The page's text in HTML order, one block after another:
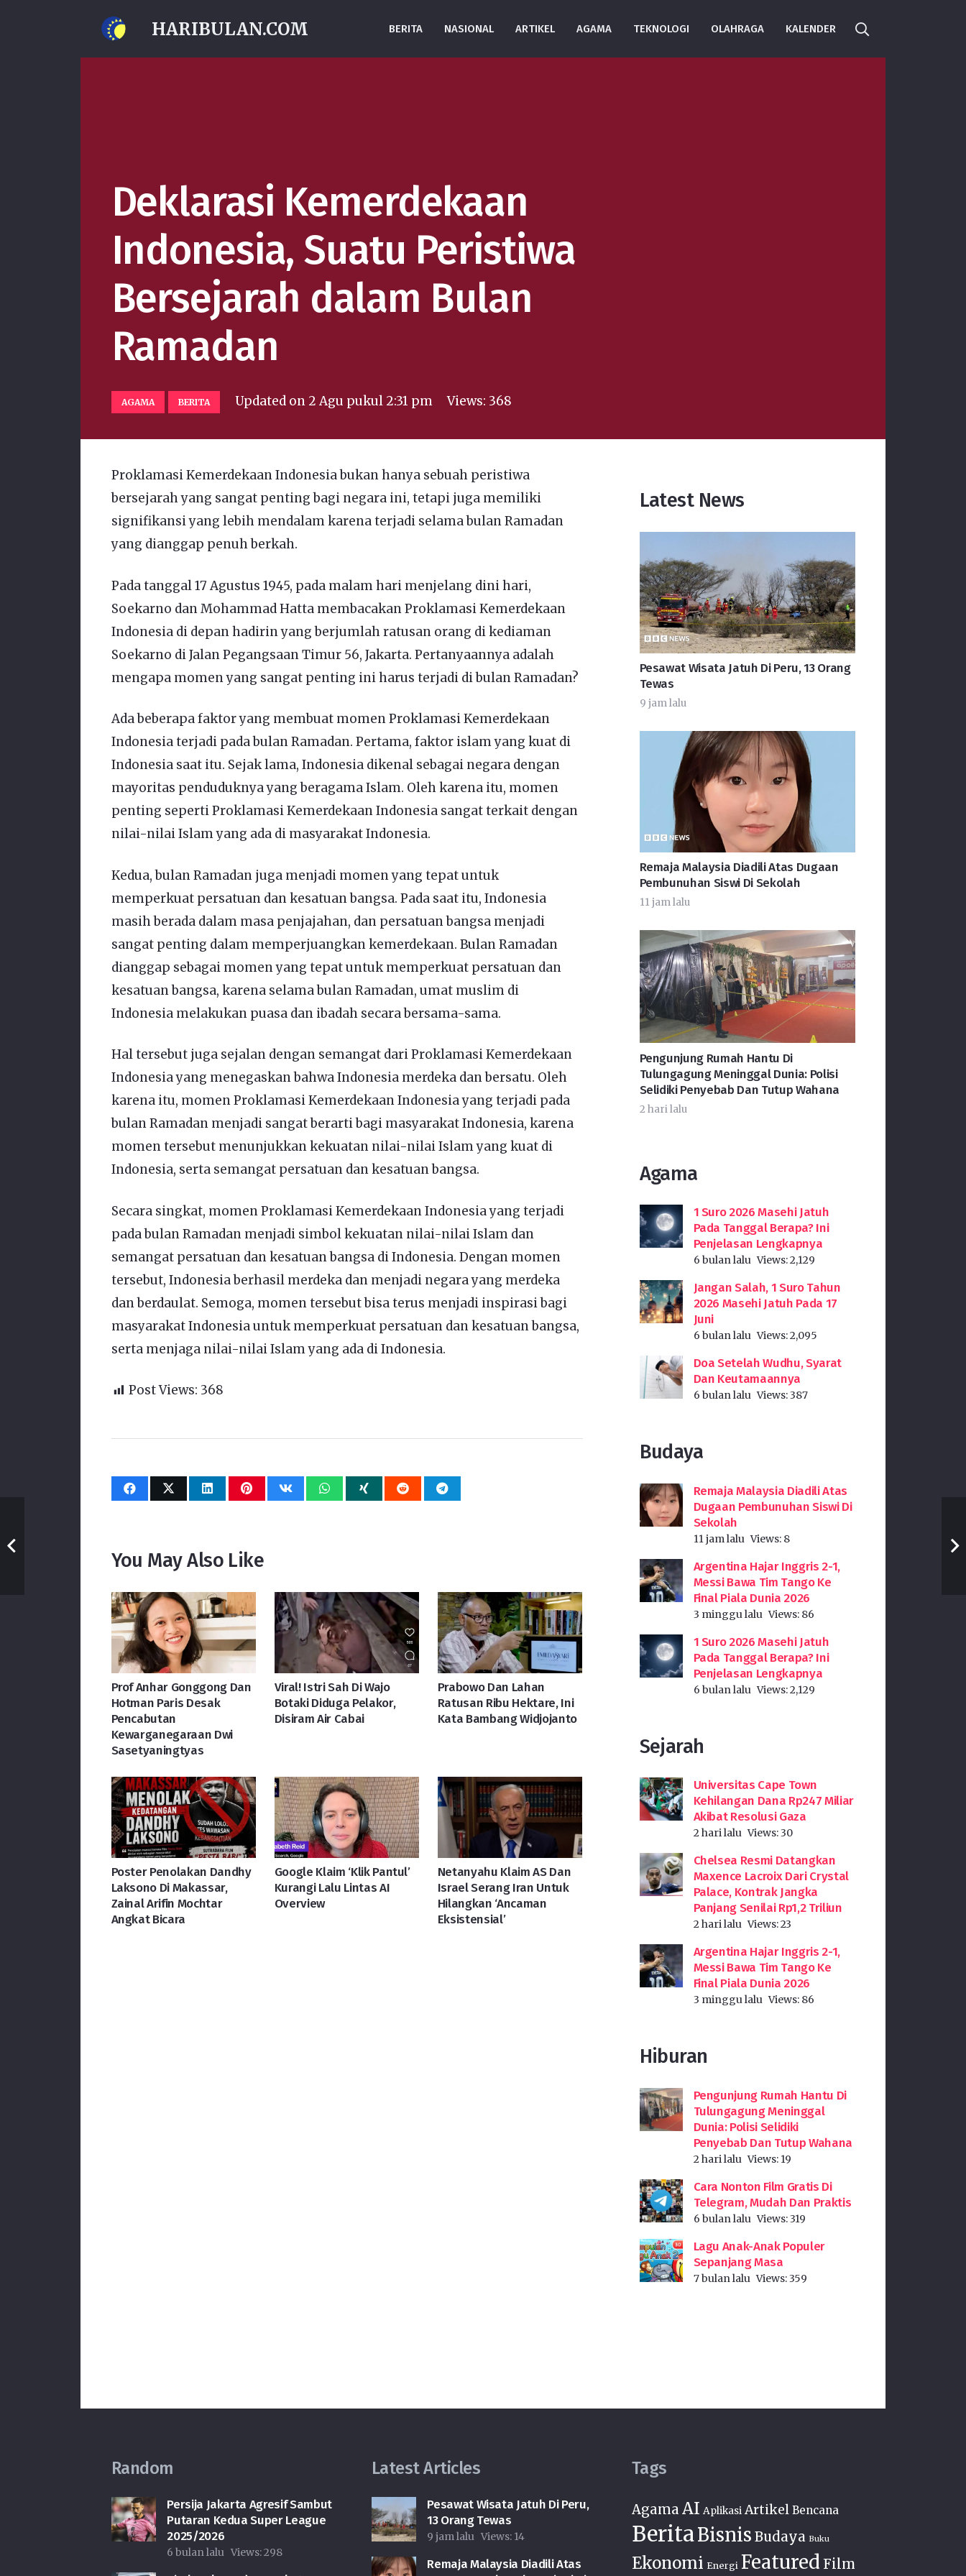
HARIBULAN.COM BERITA NASIONAL ARTIKEL AGAMA TEKNOLOGI OLAHRAGA KALENDER
Deklarasi Kemerdekaan
Indonesia, Suatu Peristiwa
Bersejarah dalam Bulan
Ramadan
AGAMA BERITA Updated on 2 Agu pukul 2:31 pm Views: 368
Proklamasi Kemerdekaan Indonesia bukan hanya sebuah peristiwa
bersejarah yang sangat penting bagi negara ini, tetapi juga memiliki
signifikansi yang lebih mendalam karena terjadi selama bulan Ramadan
yang dianggap penuh berkah.
Pada tanggal 17 Agustus 1945, pada malam hari menjelang dini hari,
Soekarno dan Mohammad Hatta membacakan Proklamasi Kemerdekaan
Indonesia di depan hadirin yang berjumlah ratusan orang di kediaman
Soekarno di Jalan Pegangsaan Timur 56, Jakarta. Pertanyaannya adalah
mengapa momen yang sangat penting ini harus terjadi di bulan Ramadan?
Ada beberapa faktor yang membuat momen Proklamasi Kemerdekaan
Indonesia terjadi pada bulan Ramadan. Pertama, faktor islam yang kuat di
Indonesia saat itu. Sejak lama, Indonesia dikenal sebagai negara dengan
mayoritas penduduknya yang beragama Islam. Oleh karena itu, momen
penting seperti Proklamasi Kemerdekaan Indonesia sangat terkait dengan
nilai-nilai Islam yang ada di masyarakat Indonesia.
Kedua, bulan Ramadan juga menjadi momen yang tepat untuk
memperkuat persatuan dan kesatuan bangsa. Pada saat itu, Indonesia
masih berada dalam masa penjajahan, dan persatuan bangsa menjadi
sangat penting dalam memperjuangkan kemerdekaan. Bulan Ramadan
dianggap sebagai momen yang tepat untuk memperkuat persatuan dan
kesatuan bangsa, karena selama bulan Ramadan, umat muslim di
Indonesia melakukan puasa dan ibadah secara bersama-sama.
Hal tersebut juga sejalan dengan semangat dari Proklamasi Kemerdekaan
Indonesia yang menegaskan bahwa Indonesia merdeka dan bersatu. Oleh
karena itu, momen Proklamasi Kemerdekaan Indonesia yang terjadi pada
bulan Ramadan menjadi sangat berarti bagi masyarakat Indonesia, karena
momen tersebut menunjukkan kekuatan nilai-nilai Islam yang kuat di
Indonesia, serta semangat persatuan dan kesatuan bangsa.
Secara singkat, momen Proklamasi Kemerdekaan Indonesia yang terjadi
pada bulan Ramadan menjadi simbol kekuatan nilai-nilai Islam dan
semangat persatuan dan kesatuan bangsa di Indonesia. Dengan momen
tersebut, Indonesia berhasil merdeka dan menjadi negara yang merdeka
dan berdaulat. Semoga, momen tersebut bisa terus menjadi inspirasi bagi
masyarakat Indonesia untuk memperkuat persatuan dan kesatuan bangsa,
serta menjaga nilai-nilai Islam yang ada di Indonesia.
Post Views: 368
You May Also Like
Prof Anhar Gonggong Dan
Hotman Paris Desak
Pencabutan
Kewarganegaraan Dwi
Sasetyaningtyas
Viral! Istri Sah Di Wajo
Botaki Diduga Pelakor,
Disiram Air Cabai
Prabowo Dan Lahan
Ratusan Ribu Hektare, Ini
Kata Bambang Widjojanto
Poster Penolakan Dandhy
Laksono Di Makassar,
Zainal Arifin Mochtar
Angkat Bicara
Google Klaim ‘Klik Pantul’
Kurangi Lalu Lintas AI
Overview
Netanyahu Klaim AS Dan
Israel Serang Iran Untuk
Hilangkan ‘Ancaman
Eksistensial’
Latest News
Pesawat Wisata Jatuh Di Peru, 13 Orang
Tewas
9 jam lalu
Remaja Malaysia Diadili Atas Dugaan
Pembunuhan Siswi Di Sekolah
11 jam lalu
Pengunjung Rumah Hantu Di
Tulungagung Meninggal Dunia: Polisi
Selidiki Penyebab Dan Tutup Wahana
2 hari lalu
Agama
1 Suro 2026 Masehi Jatuh
Pada Tanggal Berapa? Ini
Penjelasan Lengkapnya
6 bulan lalu Views:2,129
Jangan Salah, 1 Suro Tahun
2026 Masehi Jatuh Pada 17
Juni
6 bulan lalu Views:2,095
Doa Setelah Wudhu, Syarat
Dan Keutamaannya
6 bulan lalu Views:387
Budaya
Remaja Malaysia Diadili Atas
Dugaan Pembunuhan Siswi Di
Sekolah
11 jam lalu Views: 8
Argentina Hajar Inggris 2-1,
Messi Bawa Tim Tango Ke
Final Piala Dunia 2026
3 minggu lalu Views: 86
1 Suro 2026 Masehi Jatuh
Pada Tanggal Berapa? Ini
Penjelasan Lengkapnya
6 bulan lalu Views:2,129
Sejarah
Universitas Cape Town
Kehilangan Dana Rp247 Miliar
Akibat Resolusi Gaza
2 hari lalu Views:30
Chelsea Resmi Datangkan
Maxence Lacroix Dari Crystal
Palace, Kontrak Jangka
Panjang Senilai Rp1,2 Triliun
2 hari lalu Views:23
Argentina Hajar Inggris 2-1,
Messi Bawa Tim Tango Ke
Final Piala Dunia 2026
3 minggu lalu Views: 86
Hiburan
Pengunjung Rumah Hantu Di
Tulungagung Meninggal
Dunia: Polisi Selidiki
Penyebab Dan Tutup Wahana
2 hari lalu Views: 19
Cara Nonton Film Gratis Di
Telegram, Mudah Dan Praktis
6 bulan lalu Views:319
Lagu Anak-Anak Populer
Sepanjang Masa
7 bulan lalu Views:359
Random
Persija Jakarta Agresif Sambut
Putaran Kedua Super League
2025/2026
6 bulan lalu Views:298
Latest Articles
Pesawat Wisata Jatuh Di Peru,
13 Orang Tewas
9 jam lalu Views: 14
Remaja Malaysia Diadili Atas
Tags
Agama AI Aplikasi Artikel Bencana
BeritaBisnis Budaya Buku
Ekonomi Energi Featured Film